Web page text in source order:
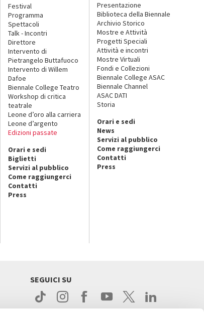
Festival
Programma
Spettacoli
Talk - Incontri
Direttore
Intervento di
Pietrangelo Buttafuoco
Intervento di Willem
Dafoe
Biennale College Teatro
Workshop di critica
teatrale
Leone d’oro alla carriera
Leone d’argento
Edizioni passate
Orari e sedi
Biglietti
Servizi al pubblico
Come raggiungerci
Contatti
Press
Presentazione
Biblioteca della Biennale
Archivio Storico
Mostre e Attività
Progetti Speciali
Attività e incontri
Mostre Virtuali
Fondi e Collezioni
Biennale College ASAC
Biennale Channel
ASAC DATI
Storia
Orari e sedi
News
Servizi al pubblico
Come raggiungerci
Contatti
Press
SEGUICI SU